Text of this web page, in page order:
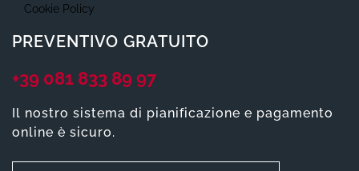
Cookie Policy
PREVENTIVO GRATUITO
+39 081 833 89 97
Il nostro sistema di pianificazione e pagamento
online è sicuro.